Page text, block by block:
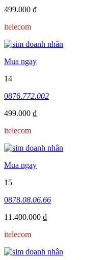
499.000 ₫
itelecom
Mua ngay
14
0876.772.002
499.000 ₫
itelecom
Mua ngay
15
0878.08.06.66
11.400.000 ₫
itelecom